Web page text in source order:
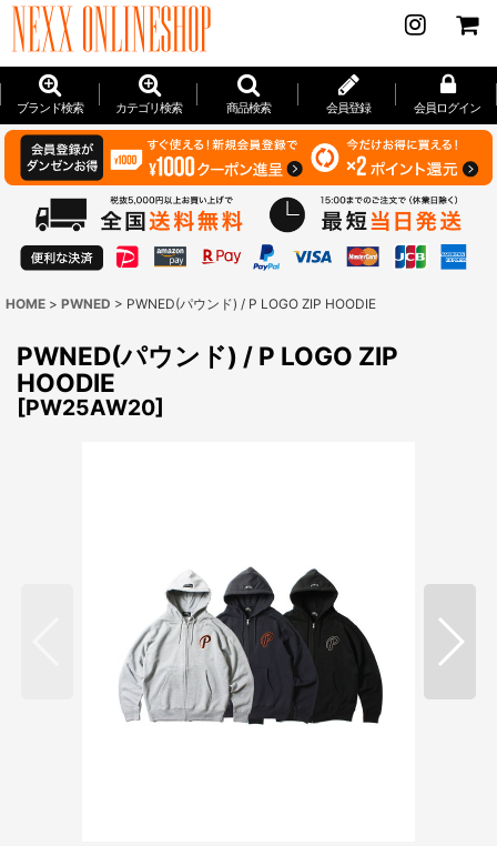
ブランド検索 カテゴリ検索 商品検索 会員登録 会員ログイン
HOME > PWNED > PWNED(パウンド) / P LOGO ZIP HOODIE
PWNED(パウンド) / P LOGO ZIP
HOODIE
[PW25AW20]